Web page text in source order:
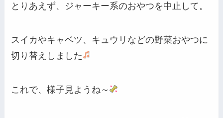
とりあえず、ジャーキー系のおやつを中止して。
スイカやキャベツ、キュウリなどの野菜おやつに
切り替えしました
これで、様子見ようね～